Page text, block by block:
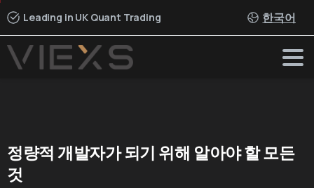
Leading in UK Quant Trading 한국어
정량적개발자가 되기 위해 알아야할모든
것